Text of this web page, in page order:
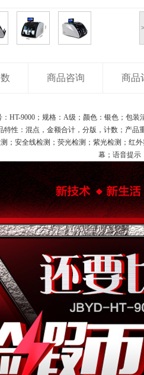
商品咨询 商品
HT-9000；规格：A级；颜色：银色；包
特性：混点，金额合计，分版，计数；产
；安全线检测；荧光检测；紫光检测；红
幕；语音提示